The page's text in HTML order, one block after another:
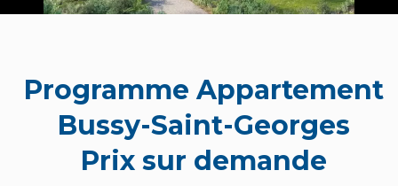
Programme Appartement
Bussy-Saint-Georges
Prix sur demande